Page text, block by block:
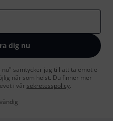
dig nu
samtycker jag till att ta emot e-
när som helst. Du finner mer
i vår sekretesspolicy.